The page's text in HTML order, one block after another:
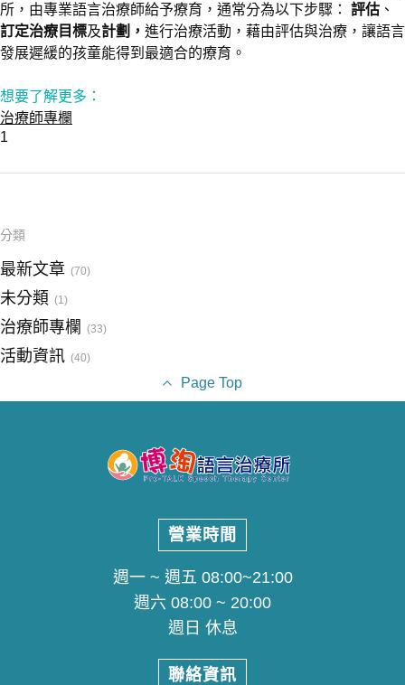
所，由專業語言治療師給予療育，通常分為以下步驟： 評估 、
訂定治療目標及計劃， 進行治療活動，藉由評估與治療，讓語言
發展遲緩的孩童能得到最適合的療育。
想要了解更多：
治療師專欄
1
分類
最新文章 (70)
未分類 (1)
治療師專欄 (33)
活動資訊 (40)
Page Top
營業時間
週一 ~ 週五 08:00~21:00
週六 08:00 ~ 20:00
週日 休息
聯絡資訊